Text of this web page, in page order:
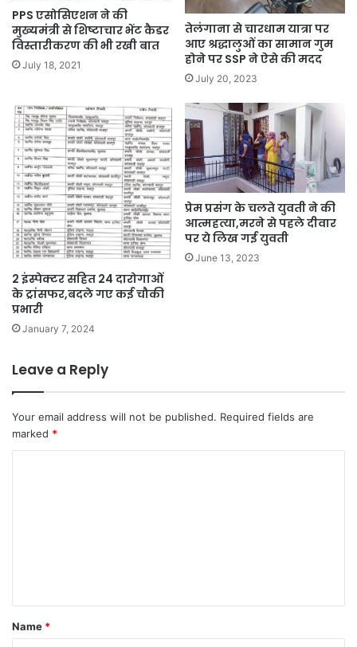
PPS एसोसिएशन ने की
मुख्यमंत्री से शिष्टाचार भेंट कैडर
विस्तारीकरण की भी रखी बात
July 18, 2021
तेलंगाना से चारधाम यात्रा पर
आए श्रद्धालुओं का सामान गुम
होने पर SSP ने ऐसे की मदद
July 20, 2023
2 इंस्पेक्टर सहित 24 दारोगाओं
के ट्रांसफर,बदले गए कई चौकी
प्रभारी
January 7, 2024
प्रेम प्रसंग के चलते युवती ने की
आत्महत्या,मरने से पहले दीवार
पर ये लिख गई युवती
June 13, 2023
Leave a Reply
Your email address will not be published. Required fields are
marked *
t
*
Name *